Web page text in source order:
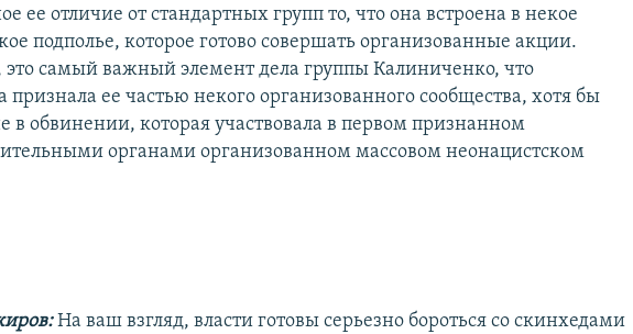
ее отличие от стандартных групп то, что она встроена в некое
подполье, которое готово совершать организованные акции.
это самый важный элемент дела группы Калиниченко, что
признала ее частью некого организованного сообщества, хотя бы
в обвинении, которая участвовала в первом признанном
органами организованном массовом неонацистском
На ваш взгляд, власти готовы серьезно бороться со скинхедами